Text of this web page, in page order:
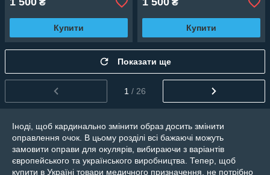
₴
Купити
₴
Купити
Показати ще
1 / 26
Іноді, щоб кардинально змінити образ досить змінити
оправлення очок. В цьому розділі всі бажаючі можуть
замовити оправи для окулярів, вибираючи з варіантів
європейського та українського виробництва. Тепер, щоб
купити в Україні товари медичного призначення, не потрібно